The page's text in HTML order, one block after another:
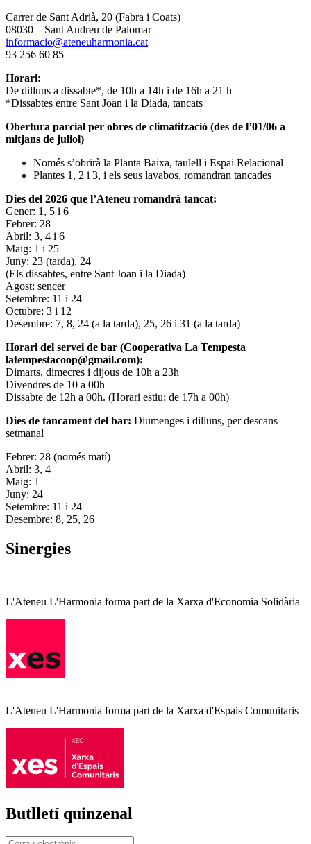
Carrer de Sant Adrià, 20 (Fabra i Coats)
08030 – Sant Andreu de Palomar
informacio@ateneuharmonia.cat
93 256 60 85
Horari:
De dilluns a dissabte*, de 10h a 14h i de 16h a 21 h
*Dissabtes entre Sant Joan i la Diada, tancats
Obertura parcial per obres de climatització (des de l’01/06 a
mitjans de juliol)
Només s’obrirà la Planta Baixa, taulell i Espai Relacional
Plantes 1, 2 i 3, i els seus lavabos, romandran tancades
Dies del 2026 que l’Ateneu romandrà tancat:
Gener: 1, 5 i 6
Febrer: 28
Abril: 3, 4 i 6
Maig: 1 i 25
Juny: 23 (tarda), 24
(Els dissabtes, entre Sant Joan i la Diada)
Agost: sencer
Setembre: 11 i 24
Octubre: 3 i 12
Desembre: 7, 8, 24 (a la tarda), 25, 26 i 31 (a la tarda)
Horari del servei de bar (Cooperativa La Tempesta
latempestacoop@gmail.com):
Dimarts, dimecres i dijous de 10h a 23h
Divendres de 10 a 00h
Dissabte de 12h a 00h. (Horari estiu: de 17h a 00h)
Dies de tancament del bar: Diumenges i dilluns, per descans
setmanal
Febrer: 28 (només matí)
Abril: 3, 4
Maig: 1
Juny: 24
Setembre: 11 i 24
Desembre: 8, 25, 26
Sinergies
L'Ateneu L'Harmonia forma part de la Xarxa d'Economia Solidària
L'Ateneu L'Harmonia forma part de la Xarxa d'Espais Comunitaris
Butlletí quinzenal